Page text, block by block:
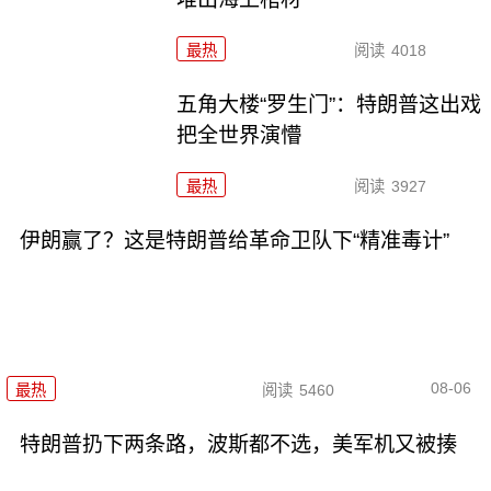
最热 阅读 4018
五角大楼“罗生门”：特朗普这出戏
把全世界演懵
最热 阅读 3927
伊朗赢了？这是特朗普给革命卫队下“精准毒计”
最热 阅读 5460 08-06
特朗普扔下两条路，波斯都不选，美军机又被揍